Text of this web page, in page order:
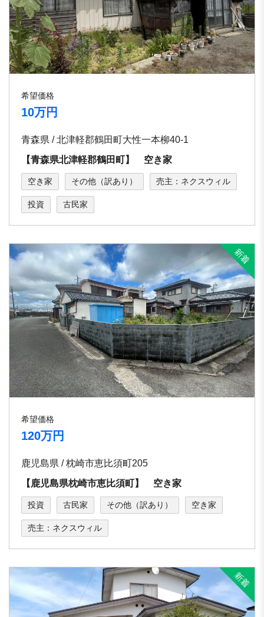
希望価格
10万円
青森県 / 北津軽郡鶴田町大性一本柳40-1
【青森県北津軽郡鶴田町】 空き家
空き家 その他（訳あり） 売主：ネクスウィル
投資 古民家
希望価格
120万円
鹿児島県 / 枕崎市恵比須町205
【鹿児島県枕崎市恵比須町】 空き家
投資 古民家 その他（訳あり） 空き家
売主：ネクスウィル